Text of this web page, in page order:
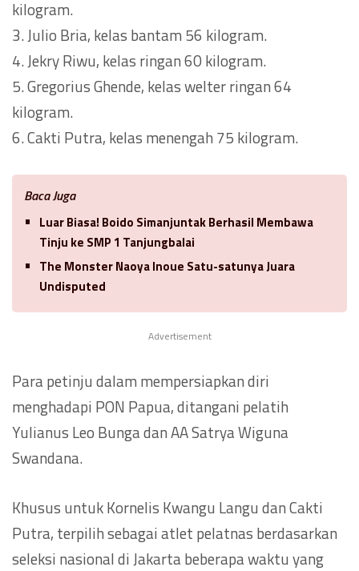
kilogram.
3. Julio Bria, kelas bantam 56 kilogram.
4. Jekry Riwu, kelas ringan 60 kilogram.
5. Gregorius Ghende, kelas welter ringan 64
kilogram.
6. Cakti Putra, kelas menengah 75 kilogram.
Baca Juga
Luar Biasa! Boido Simanjuntak Berhasil Membawa
Tinju ke SMP 1 Tanjungbalai
The Monster Naoya Inoue Satu-satunya Juara
Undisputed
Advertisement
Para petinju dalam mempersiapkan diri
menghadapi PON Papua, ditangani pelatih
Yulianus Leo Bunga dan AA Satrya Wiguna
Swandana.
Khusus untuk Kornelis Kwangu Langu dan Cakti
Putra, terpilih sebagai atlet pelatnas berdasarkan
seleksi nasional di Jakarta beberapa waktu yang